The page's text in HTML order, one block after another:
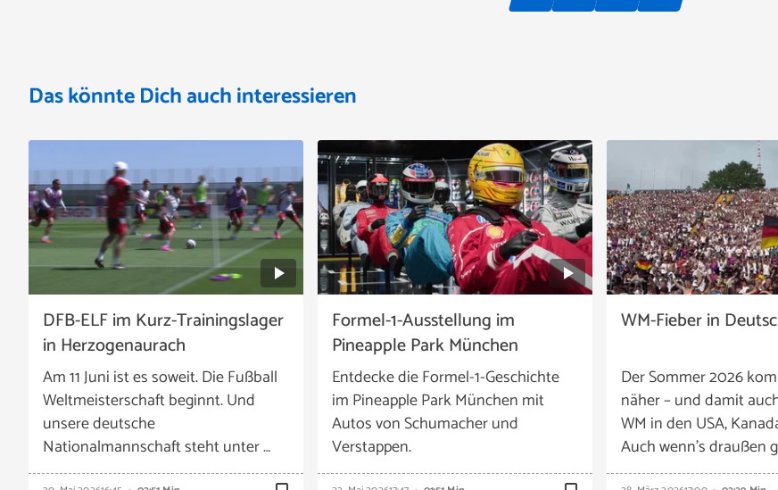
Das könnte Dich auch interessieren
DFB-ELF im Kurz-Trainingslager
in Herzogenaurach
Am 11 Juni ist es soweit. Die Fußball
Weltmeisterschaft beginnt. Und
unsere deutsche
Nationalmannschaft steht unter …
Formel-1-Ausstellung im
Pineapple Park München
Entdecke die Formel-1-Geschichte
im Pineapple Park München mit
Autos von Schumacher und
Verstappen.
WM-Fieber in
Der Sommer 2026
näher – und damit
WM in den USA,
Auch wenn’s draußen